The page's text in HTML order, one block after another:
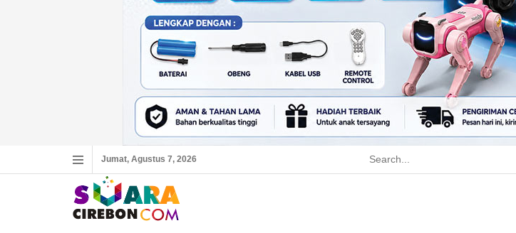
Jumat, Agustus 7, 2026